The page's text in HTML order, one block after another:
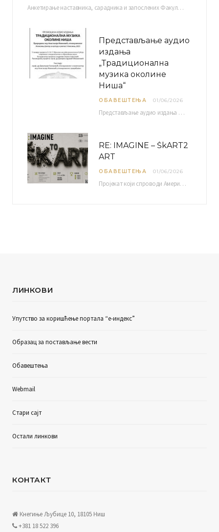
Анкетирање наставника, сарадника и запослених Факултета уметности у Нишу ради сачињавања Извештаја о самовредновању биће…
Представљање аудио
издања
„Традиционална
музика околине
Ниша“
ОБАВЕШТЕЊА 01/06/2026
Представљање аудио издања “Традиционална музика околине Ниша” организује се у оквиру пројекта О-10-17 Музичко наслеђе…
RE: IMAGINE – ŠkART2
ART
ОБАВЕШТЕЊА 01/06/2026
Пројекат који спроводи Америчка привредна комора уз подршку компаније Philip Morris International, са циљем повезивања…
ЛИНКОВИ
Упутство за коришћење портала “е-индекс”
Образац за постављање вести
Обавештења
Webmail
Стари сајт
Остали линкови
КОНТАКТ
Кнегиње Љубице 10, 18105 Ниш
+381 18 522 396